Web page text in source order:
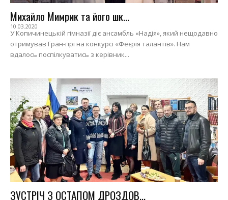
Михайло Мимрик та його шк...
10.03.2020
У Копичинецькій гімназії діє ансамбль «Надія», який нещодавно
отримував Гран-прі на конкурсі «Феєрія талантів». Нам
вдалось поспілкуватись з керівник...
ЗУСТРІЧ З ОСТАПОМ ДРОЗДОВ...